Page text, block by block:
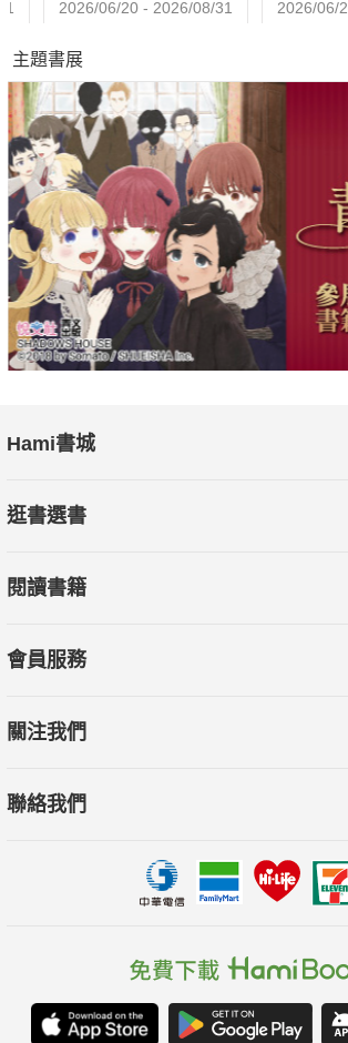
2026/06/20 - 2026/08/31 2026/06/
主題書展
Hami書城
逛書選書
閱讀書籍
會員服務
關注我們
聯絡我們